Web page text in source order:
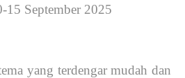
15 September 2025
yang terdengar mudah dan